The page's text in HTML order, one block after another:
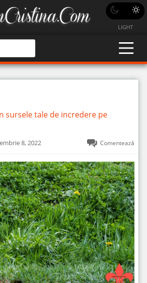
LIGHT
sursele tale de incredere pe
8, 2022 Comentează